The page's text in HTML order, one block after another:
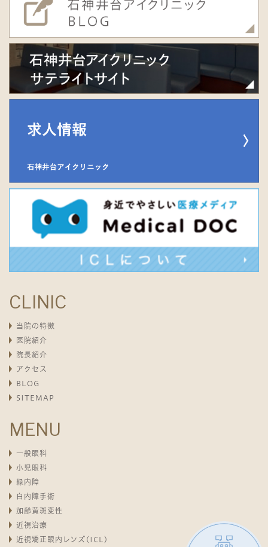
CLINIC
当院の特徴
医院紹介
院長紹介
アクセス
BLOG
SITEMAP
MENU
一般眼科
小児眼科
緑内障
白内障手術
加齢黄斑変性
近視治療
近視矯正眼内レンズ(ICL)